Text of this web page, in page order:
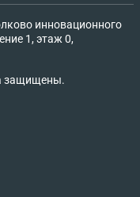
инновационного
1, этаж 0,
защищены.